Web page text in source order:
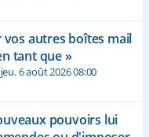
vos autres boîtes mail
tant que »
jeu. 6 août 2026 08:00
pouvoirs lui